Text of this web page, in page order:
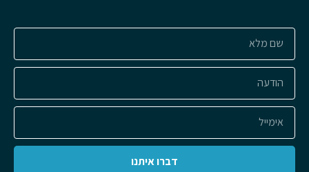
דברו איתנו